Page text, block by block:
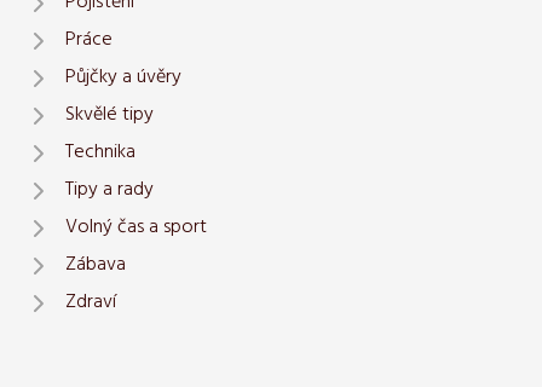
Práce
Půjčky a úvěry
Skvělé tipy
Technika
Tipy a rady
Volný čas a sport
Zábava
Zdraví